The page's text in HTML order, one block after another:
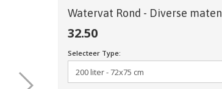
Watervat Rond - Diverse maten
32.50
Selecteer Type: